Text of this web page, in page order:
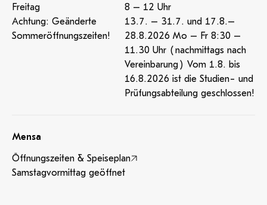
Freitag
8 – 12 Uhr
Achtung: Geänderte
Sommeröffnungszeiten!
13.7. – 31.7. und 17.8.–
28.8.2026 Mo – Fr 8:30 –
11.30 Uhr (nachmittags nach
Vereinbarung) Vom 1.8. bis
16.8.2026 ist die Studien- und
Prüfungsabteilung geschlossen!
Mensa
Öffnungszeiten & Speiseplan
Samstagvormittag geöffnet